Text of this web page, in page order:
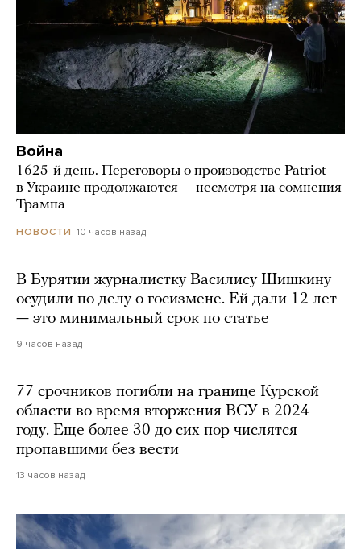
Война
1625-й день. Переговоры о производстве Patriot
в Украине продолжаются — несмотря на сомнения
Трампа
НОВОСТИ 10 часов назад
В Бурятии журналистку Василису Шишкину
осудили по делу о госизмене. Ей дали 12 лет
— это минимальный срок по статье
9 часов назад
77 срочников погибли на границе Курской
области во время вторжения ВСУ в 2024
году. Еще более 30 до сих пор числятся
пропавшими без вести
13 часов назад